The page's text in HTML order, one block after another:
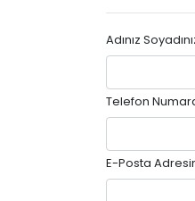
Adınız
Telefon
E-Posta